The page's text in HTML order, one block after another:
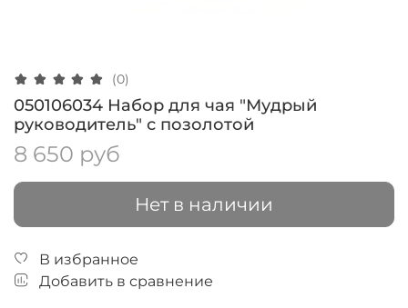
(0)
050106034 Набор для чая "Мудрый
руководитель" с позолотой
8 650 руб
Нет в наличии
В избранное
Добавить в сравнение